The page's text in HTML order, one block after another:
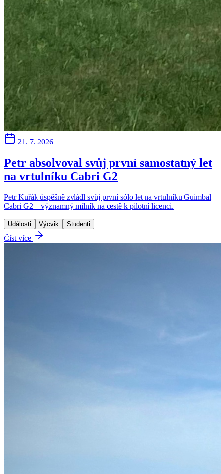
21. 7. 2026
Petr absolvoval svůj první samostatný let
na vrtulníku Cabri G2
Petr Kuřák úspěšně zvládl svůj první sólo let na vrtulníku Guimbal
Cabri G2 – významný milník na cestě k pilotní licenci.
Události Výcvik Studenti
Číst více